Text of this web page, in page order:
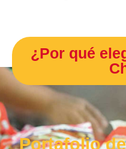
¿Por qué
Portafolio